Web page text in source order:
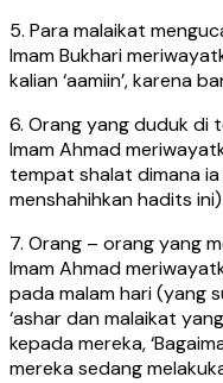
5. Para malaikat
Imam Bukhari
kalian ‘aamiin’, karena
6. Orang yang duduk di
Imam Ahmad
tempat shalat dimana ia
menshahihkan hadits ini)
7. Orang – orang yang
Imam Ahmad
pada malam hari (yang
‘ashar dan malaikat
kepada mereka,
mereka sedang